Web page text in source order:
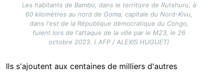
Les habitants de Bambo, dans le territoire de Rutshuru, à
60 kilomètres au nord de Goma, capitale du Nord-Kivu,
dans l'est de la République démocratique du Congo,
fuient lors de l'attaque de la ville par le M23, le 26
octobre 2023. ( AFP / ALEXIS HUGUET)
Ils s'ajoutent aux centaines de milliers d'autres